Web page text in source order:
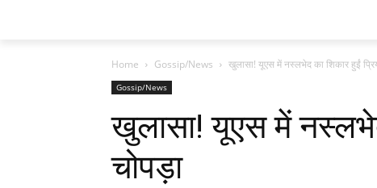
Home Gossip/News खुलासा! यूएस में नस्‍लभेद का शिकार हुईं
Gossip/News
खुलासा! यूएस में
चोपड़ा